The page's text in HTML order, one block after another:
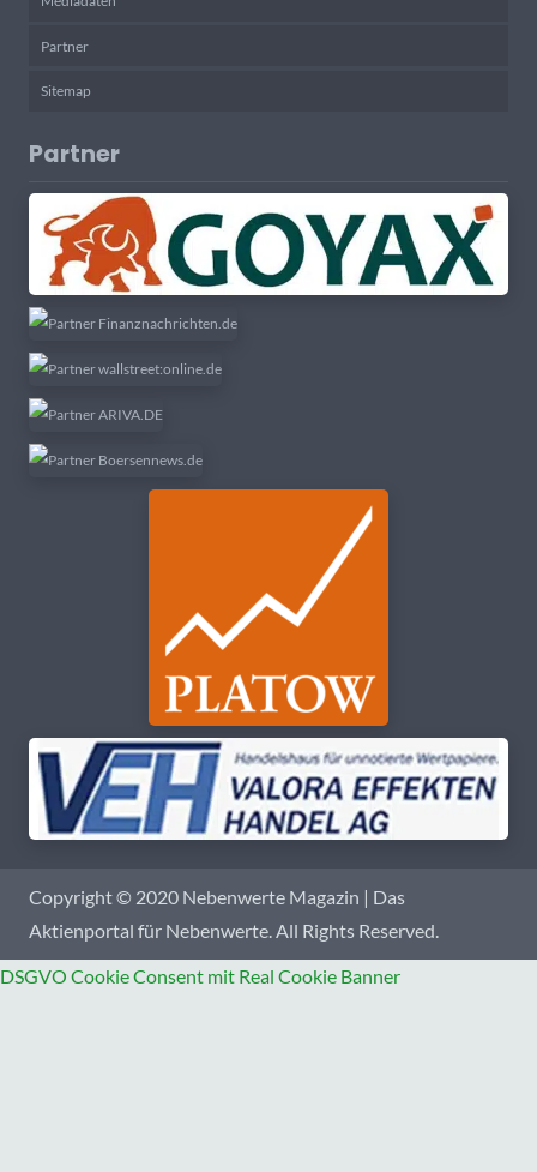
Partner
Sitemap
Partner
Copyright © 2020 Nebenwerte Magazin | Das
Aktienportal für Nebenwerte. All Rights Reserved.
DSGVO Cookie Consent mit Real Cookie Banner